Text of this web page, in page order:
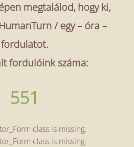
megtalálod, hogy ki,
/ egy – óra –
fordulatot.
fordulóink száma:
551
class is missing.
class is missing.